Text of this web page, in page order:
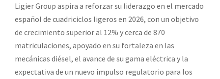
Ligier Group aspira a reforzar su liderazgo en el mercado
español de cuadriciclos ligeros en 2026, con un objetivo
de crecimiento superior al 12% y cerca de 870
matriculaciones, apoyado en su fortaleza en las
mecánicas diésel, el avance de su gama eléctrica y la
expectativa de un nuevo impulso regulatorio para los